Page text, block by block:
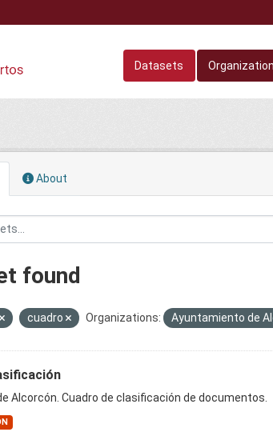
Datasets
About
found
cuadro Organizations: Ayuntamiento de
Alcorcón. Cuadro de clasificación de documentos.